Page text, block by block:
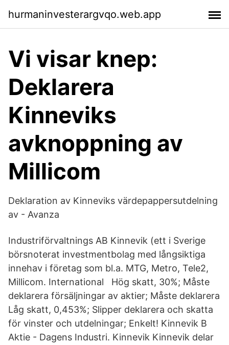
hurmaninvesterargvqo.web.app
Vi visar knep:
Deklarera
Kinneviks
avknoppning av
Millicom
Deklaration av Kinneviks värdepappersutdelning
av - Avanza
Industriförvaltnings AB Kinnevik (ett i Sverige
börsnoterat investmentbolag med långsiktiga
innehav i företag som bl.a. MTG, Metro, Tele2,
Millicom. International Hög skatt, 30%; Måste
deklarera försäljningar av aktier; Måste deklarera
Låg skatt, 0,453%; Slipper deklarera och skatta
för vinster och utdelningar; Enkelt! Kinnevik B
Aktie - Dagens Industri. Kinnevik Kinnevik delar